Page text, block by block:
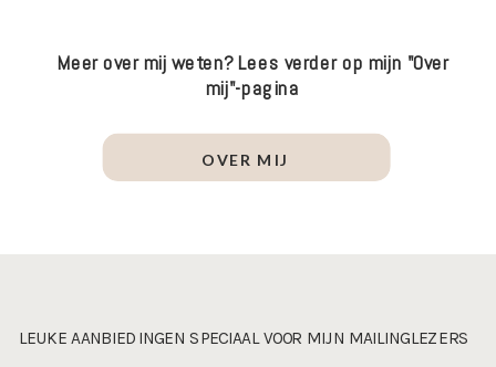
OVER MIJ
Meer over mij weten? Lees verder op mijn "Over
mij"-pagina
LEUKE AANBIEDINGEN SPECIAAL VOOR MIJN MAILINGLEZERS